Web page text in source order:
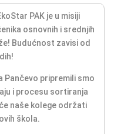
PAK je u misiji
osnovnih i srednjih
Budućnost zavisi od
Pančevo pripremili smo
i procesu sortiranja
naše kolege održati
škola.